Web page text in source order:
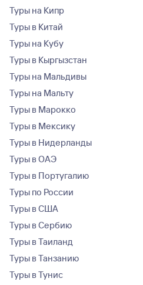
Туры на Кипр
Туры в Китай
Туры на Кубу
Туры в Кыргызстан
Туры на Мальдивы
Туры на Мальту
Туры в Марокко
Туры в Мексику
Туры в Нидерланды
Туры в ОАЭ
Туры в Португалию
Туры по России
Туры в США
Туры в Сербию
Туры в Таиланд
Туры в Танзанию
Туры в Тунис